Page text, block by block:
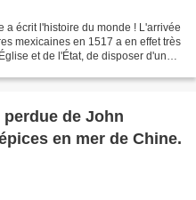
a écrit l'histoire du monde ! L'arrivée
mexicaines en 1517 a en effet très
et de l'État, de disposer d'une
en mer de Chine.